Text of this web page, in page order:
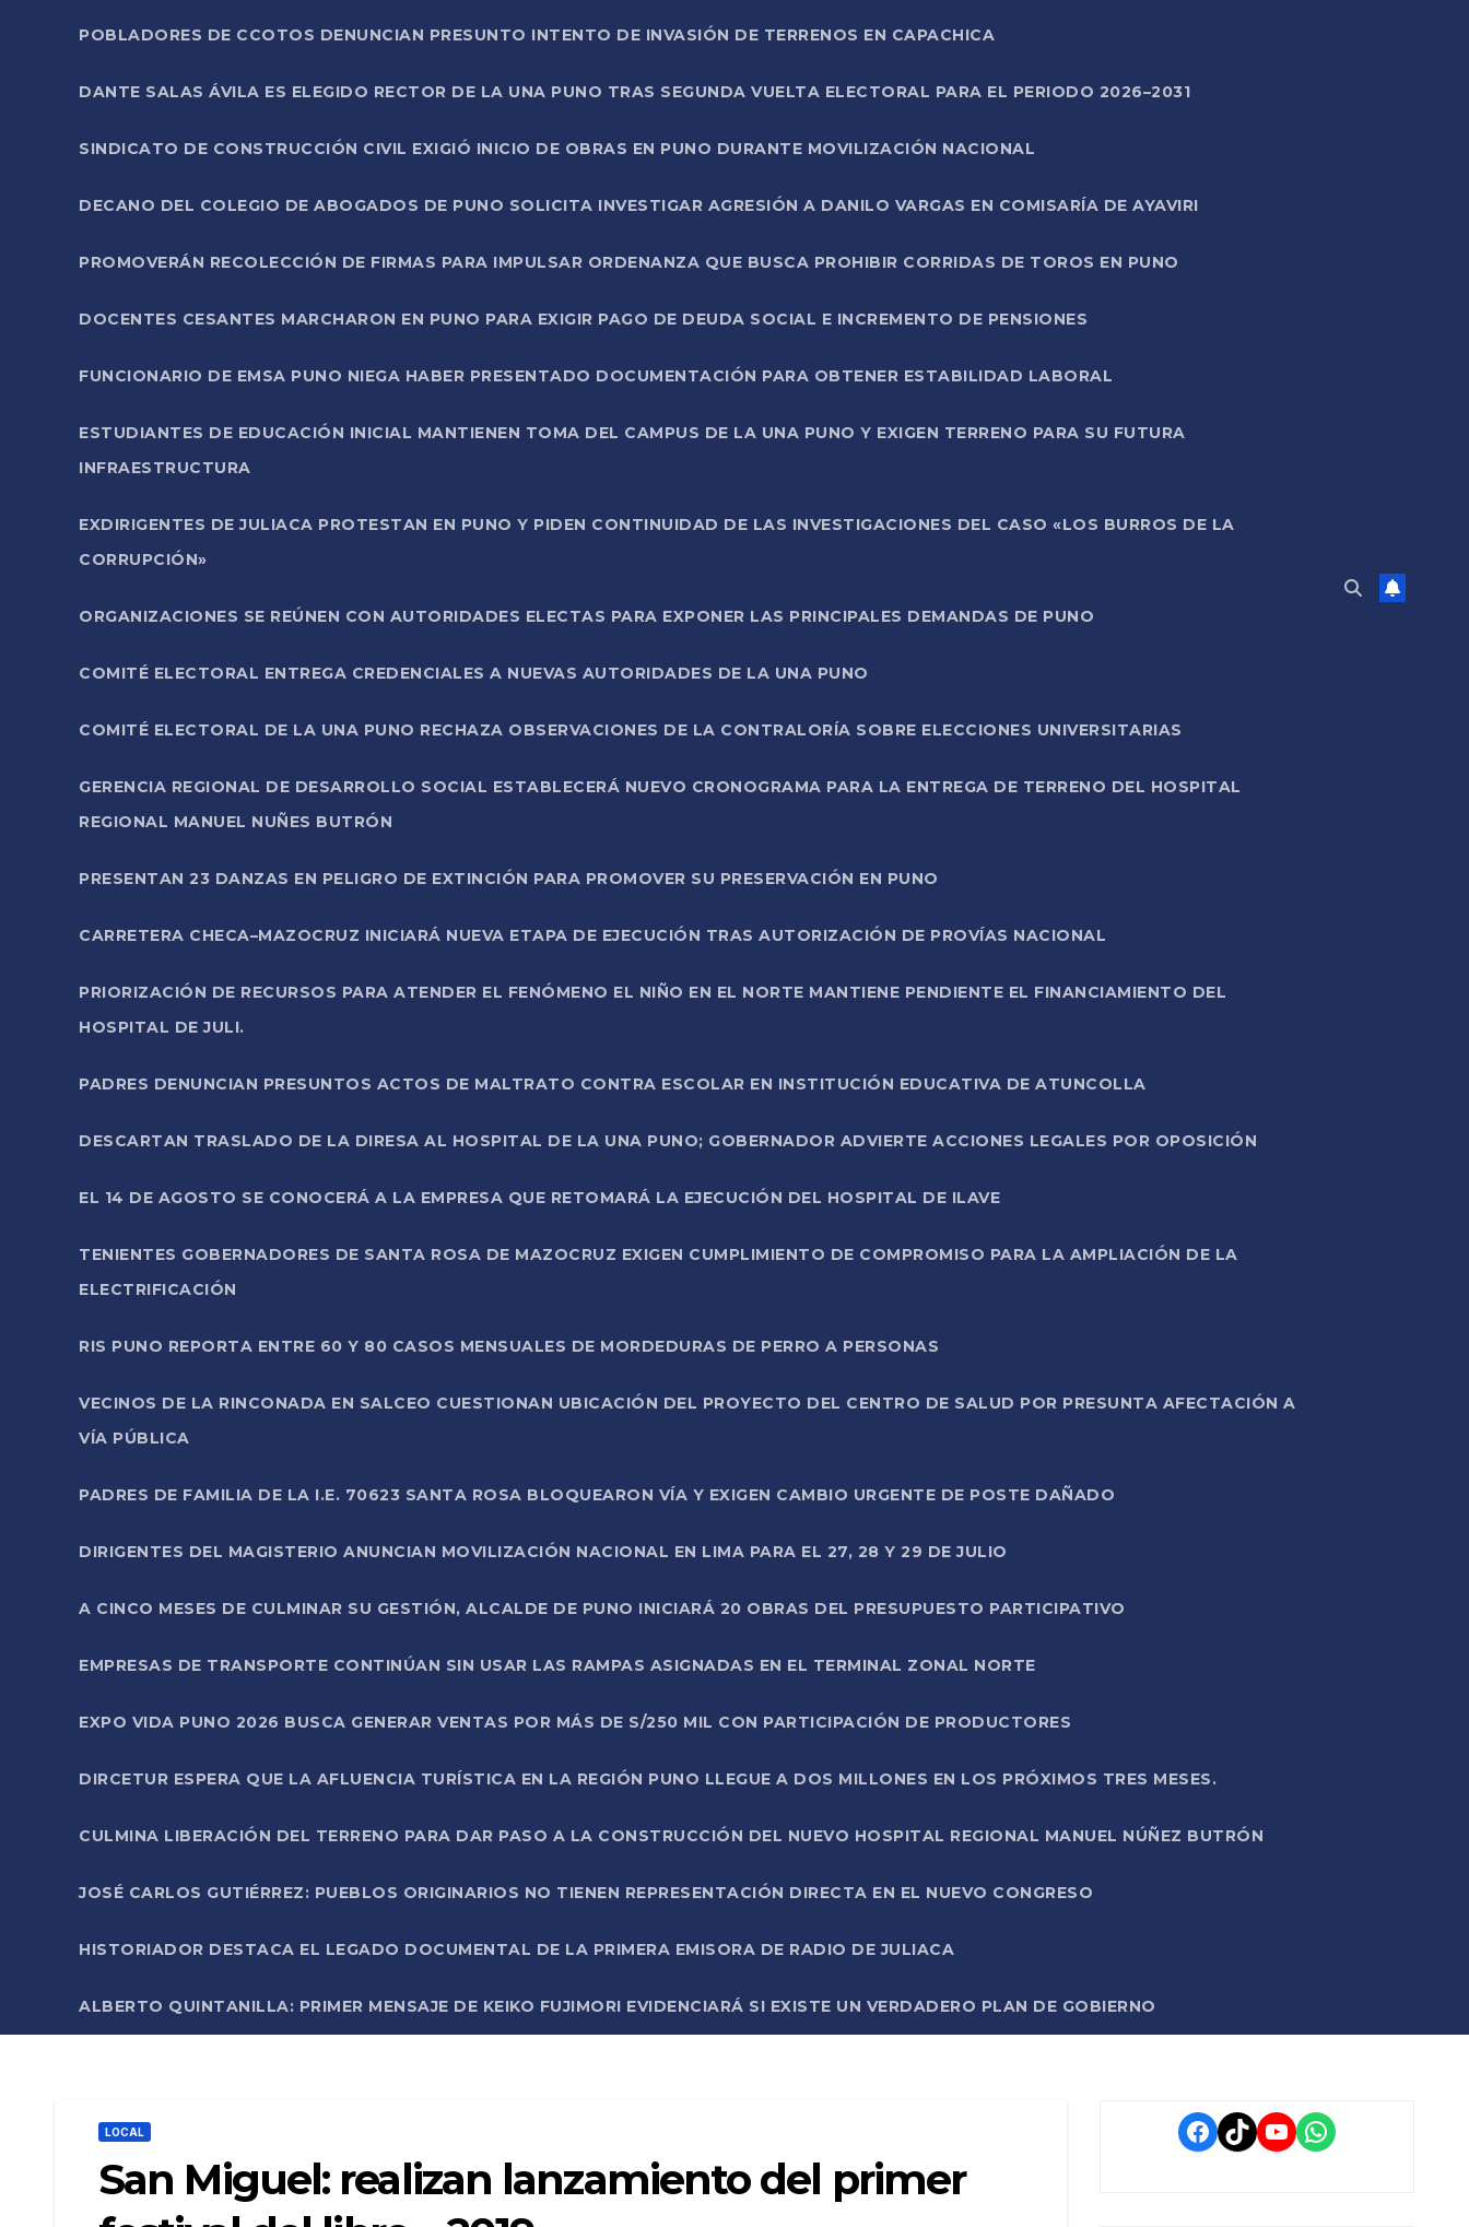
POBLADORES DE CCOTOS DENUNCIAN PRESUNTO INTENTO DE INVASIÓN DE TERRENOS EN CAPACHICA
DANTE SALAS ÁVILA ES ELEGIDO RECTOR DE LA UNA PUNO TRAS SEGUNDA VUELTA ELECTORAL PARA EL PERIODO 2026–2031
SINDICATO DE CONSTRUCCIÓN CIVIL EXIGIÓ INICIO DE OBRAS EN PUNO DURANTE MOVILIZACIÓN NACIONAL
DECANO DEL COLEGIO DE ABOGADOS DE PUNO SOLICITA INVESTIGAR AGRESIÓN A DANILO VARGAS EN COMISARÍA DE AYAVIRI
PROMOVERÁN RECOLECCIÓN DE FIRMAS PARA IMPULSAR ORDENANZA QUE BUSCA PROHIBIR CORRIDAS DE TOROS EN PUNO
DOCENTES CESANTES MARCHARON EN PUNO PARA EXIGIR PAGO DE DEUDA SOCIAL E INCREMENTO DE PENSIONES
FUNCIONARIO DE EMSA PUNO NIEGA HABER PRESENTADO DOCUMENTACIÓN PARA OBTENER ESTABILIDAD LABORAL
ESTUDIANTES DE EDUCACIÓN INICIAL MANTIENEN TOMA DEL CAMPUS DE LA UNA PUNO Y EXIGEN TERRENO PARA SU FUTURA
INFRAESTRUCTURA
EXDIRIGENTES DE JULIACA PROTESTAN EN PUNO Y PIDEN CONTINUIDAD DE LAS INVESTIGACIONES DEL CASO «LOS BURROS DE LA
CORRUPCIÓN»
ORGANIZACIONES SE REÚNEN CON AUTORIDADES ELECTAS PARA EXPONER LAS PRINCIPALES DEMANDAS DE PUNO
COMITÉ ELECTORAL ENTREGA CREDENCIALES A NUEVAS AUTORIDADES DE LA UNA PUNO
COMITÉ ELECTORAL DE LA UNA PUNO RECHAZA OBSERVACIONES DE LA CONTRALORÍA SOBRE ELECCIONES UNIVERSITARIAS
GERENCIA REGIONAL DE DESARROLLO SOCIAL ESTABLECERÁ NUEVO CRONOGRAMA PARA LA ENTREGA DE TERRENO DEL HOSPITAL
REGIONAL MANUEL NUÑES BUTRÓN
PRESENTAN 23 DANZAS EN PELIGRO DE EXTINCIÓN PARA PROMOVER SU PRESERVACIÓN EN PUNO
CARRETERA CHECA–MAZOCRUZ INICIARÁ NUEVA ETAPA DE EJECUCIÓN TRAS AUTORIZACIÓN DE PROVÍAS NACIONAL
PRIORIZACIÓN DE RECURSOS PARA ATENDER EL FENÓMENO EL NIÑO EN EL NORTE MANTIENE PENDIENTE EL FINANCIAMIENTO DEL
HOSPITAL DE JULI.
PADRES DENUNCIAN PRESUNTOS ACTOS DE MALTRATO CONTRA ESCOLAR EN INSTITUCIÓN EDUCATIVA DE ATUNCOLLA
DESCARTAN TRASLADO DE LA DIRESA AL HOSPITAL DE LA UNA PUNO; GOBERNADOR ADVIERTE ACCIONES LEGALES POR OPOSICIÓN
EL 14 DE AGOSTO SE CONOCERÁ A LA EMPRESA QUE RETOMARÁ LA EJECUCIÓN DEL HOSPITAL DE ILAVE
TENIENTES GOBERNADORES DE SANTA ROSA DE MAZOCRUZ EXIGEN CUMPLIMIENTO DE COMPROMISO PARA LA AMPLIACIÓN DE LA
ELECTRIFICACIÓN
RIS PUNO REPORTA ENTRE 60 Y 80 CASOS MENSUALES DE MORDEDURAS DE PERRO A PERSONAS
VECINOS DE LA RINCONADA EN SALCEO CUESTIONAN UBICACIÓN DEL PROYECTO DEL CENTRO DE SALUD POR PRESUNTA AFECTACIÓN A
VÍA PÚBLICA
PADRES DE FAMILIA DE LA I.E. 70623 SANTA ROSA BLOQUEARON VÍA Y EXIGEN CAMBIO URGENTE DE POSTE DAÑADO
DIRIGENTES DEL MAGISTERIO ANUNCIAN MOVILIZACIÓN NACIONAL EN LIMA PARA EL 27, 28 Y 29 DE JULIO
A CINCO MESES DE CULMINAR SU GESTIÓN, ALCALDE DE PUNO INICIARÁ 20 OBRAS DEL PRESUPUESTO PARTICIPATIVO
EMPRESAS DE TRANSPORTE CONTINÚAN SIN USAR LAS RAMPAS ASIGNADAS EN EL TERMINAL ZONAL NORTE
EXPO VIDA PUNO 2026 BUSCA GENERAR VENTAS POR MÁS DE S/250 MIL CON PARTICIPACIÓN DE PRODUCTORES
DIRCETUR ESPERA QUE LA AFLUENCIA TURÍSTICA EN LA REGIÓN PUNO LLEGUE A DOS MILLONES EN LOS PRÓXIMOS TRES MESES.
CULMINA LIBERACIÓN DEL TERRENO PARA DAR PASO A LA CONSTRUCCIÓN DEL NUEVO HOSPITAL REGIONAL MANUEL NÚÑEZ BUTRÓN
JOSÉ CARLOS GUTIÉRREZ: PUEBLOS ORIGINARIOS NO TIENEN REPRESENTACIÓN DIRECTA EN EL NUEVO CONGRESO
HISTORIADOR DESTACA EL LEGADO DOCUMENTAL DE LA PRIMERA EMISORA DE RADIO DE JULIACA
ALBERTO QUINTANILLA: PRIMER MENSAJE DE KEIKO FUJIMORI EVIDENCIARÁ SI EXISTE UN VERDADERO PLAN DE GOBIERNO
LOCAL
San Miguel: realizan lanzamiento del primer
Facebook
TikTokYouTube
WhatsApp